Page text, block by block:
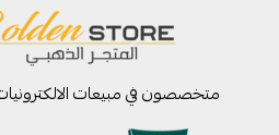
متخصصون في مبيعات